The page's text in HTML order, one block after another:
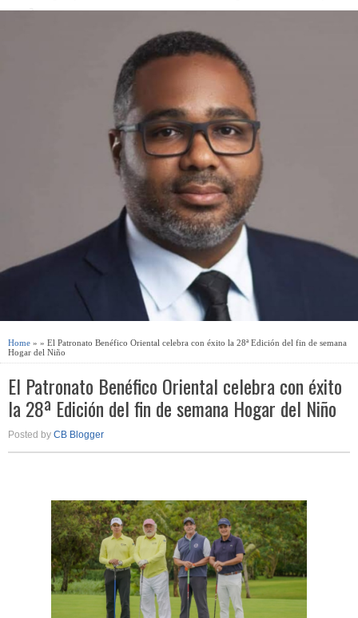
a
Home » » El Patronato Benéfico Oriental celebra con éxito la 28ª Edición del fin de semana
Hogar del Niño
El Patronato Benéfico Oriental celebra con éxito
la 28ª Edición del fin de semana Hogar del Niño
Posted by CB Blogger